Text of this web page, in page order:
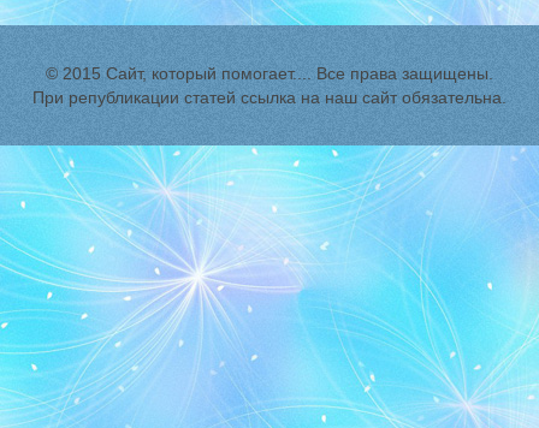
© 2015 Сайт, который помогает.... Все права защищены.
При републикации статей ссылка на наш сайт обязательна.